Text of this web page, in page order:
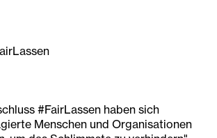
#FairLassen haben sich
Menschen und Organisationen